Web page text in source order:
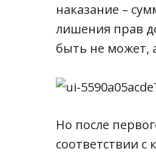
наказание –
лишения прав
быть не может,
Но после
соответствии